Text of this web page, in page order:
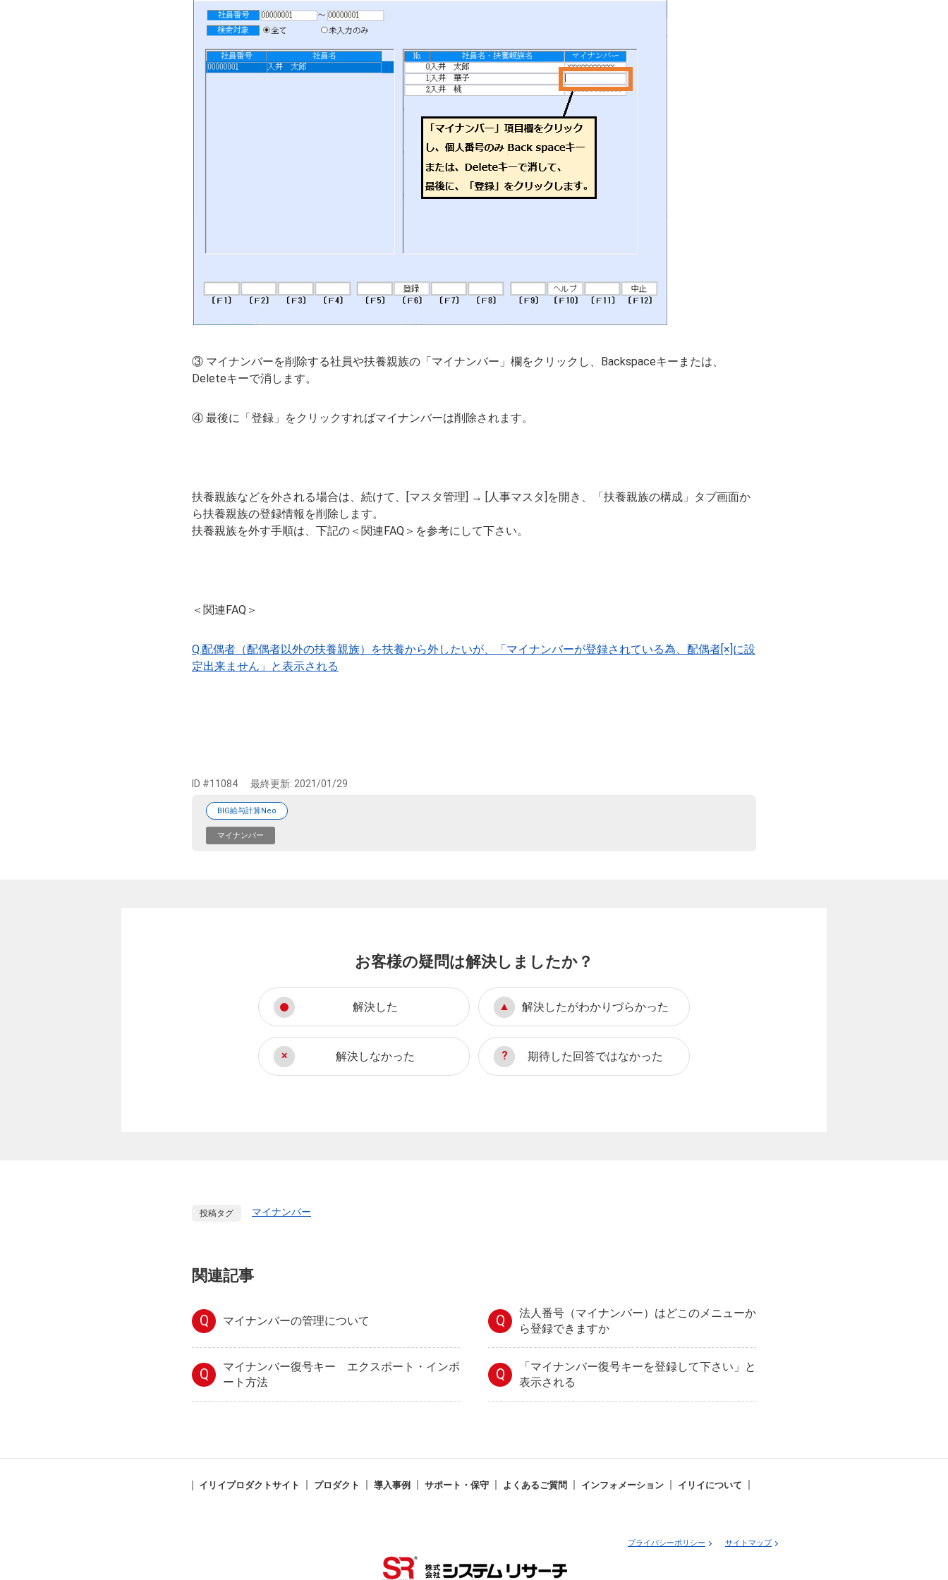
③ マイナンバーを削除する社員や扶養親族の「マイナンバー」欄をクリックし、Backspaceキーまたは、
Deleteキーで消します。
④ 最後に「登録」をクリックすればマイナンバーは削除されます。
扶養親族などを外される場合は、続けて、[マスタ管理] → [人事マスタ]を開き、「扶養親族の構成」タブ画面か
ら扶養親族の登録情報を削除します。
扶養親族を外す手順は、下記の＜関連FAQ＞を参考にして下さい。
＜関連FAQ＞
Q.配偶者（配偶者以外の扶養親族）を扶養から外したいが、「マイナンバーが登録されている為、配偶者[×]に設
定出来ません」と表示される
ID #11084 最終更新: 2021/01/29
BIG給与計算Neo
マイナンバー
お客様の疑問は解決しましたか？
解決した 解決したがわかりづらかった
解決しなかった 期待した回答ではなかった
投稿タグ マイナンバー
関連記事
Q マイナンバーの管理について Q
法人番号（マイナンバー）はどこのメニューか
ら登録できますか
Q
マイナンバー復号キー エクスポート・インポ
ート方法
Q
「マイナンバー復号キーを登録して下さい」と
表示される
イリイプロダクトサイト プロダクト 導入事例 サポート・保守 よくあるご質問 インフォメーション イリイについて
プライバシーポリシー サイトマップ